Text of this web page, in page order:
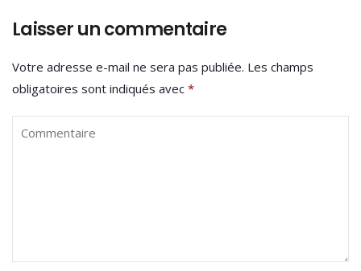
Laisser un commentaire
Votre adresse e-mail ne sera pas publiée. Les champs
obligatoires sont indiqués avec *